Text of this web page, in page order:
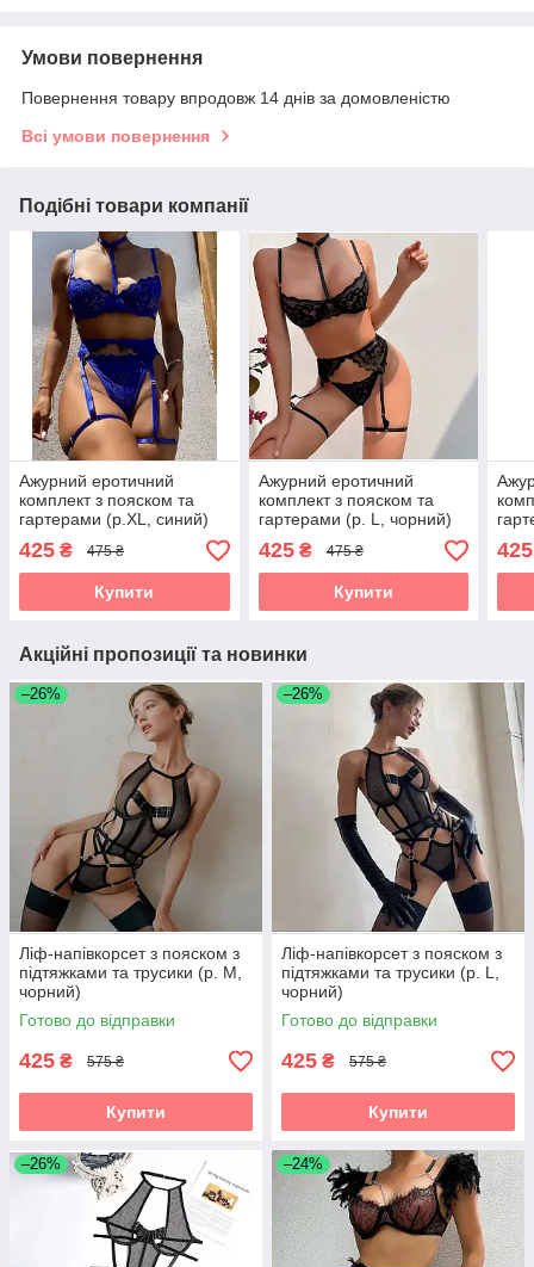
Умови повернення
Повернення товару впродовж 14 днів за домовленістю
Всі умови повернення
Подібні товари компанії
Ажурний еротичний
комплект з пояском та
гартерами (р.XL, синий)
425 ₴ 475 ₴
Купити
Ажурний еротичний
комплект з пояском та
гартерами (р. L, чорний)
425₴ 475 ₴
Купити
425
Акційні пропозиції та новинки
–26%
Ліф-напівкорсет з пояском з
підтяжками та трусики (р. М,
чорний)
Готово до відправки
425 ₴ 575 ₴
Купити
–26%
Ліф-напівкорсет з пояском з
підтяжками та трусики (р. L,
чорний)
Готово до відправки
425 ₴ 575 ₴
Купити
–26% –24%